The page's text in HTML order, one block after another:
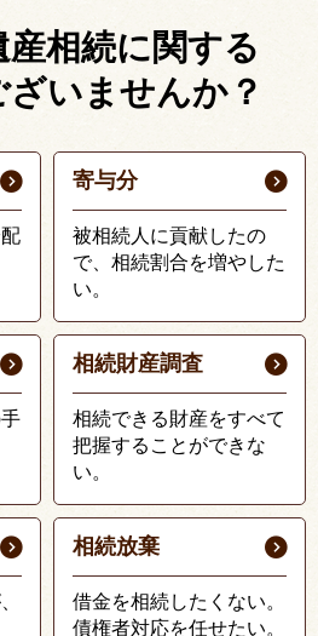
相続に関する
いませんか？
寄与分
被相続人に貢献したの
で、相続割合を増やした
い。
相続財産調査
相続できる財産をすべて
把握することができな
い。
相続放棄
借金を相続したくない。
債権者対応を任せたい。